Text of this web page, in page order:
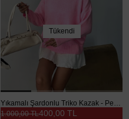
Tükendi
Yıkamalı Şardonlu Triko Kazak - Pembe
400,00 TL
1.000,00 TL